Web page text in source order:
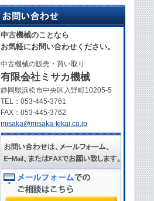
中古機械のことなら
お気軽にお問い合わせください。
中古機械の販売・買い取り
有限会社ミサカ機械
静岡県浜松市中央区入野町10205-5
TEL：053-445-3761
FAX：053-445-3762
misaka@misaka-kikai.co.jp